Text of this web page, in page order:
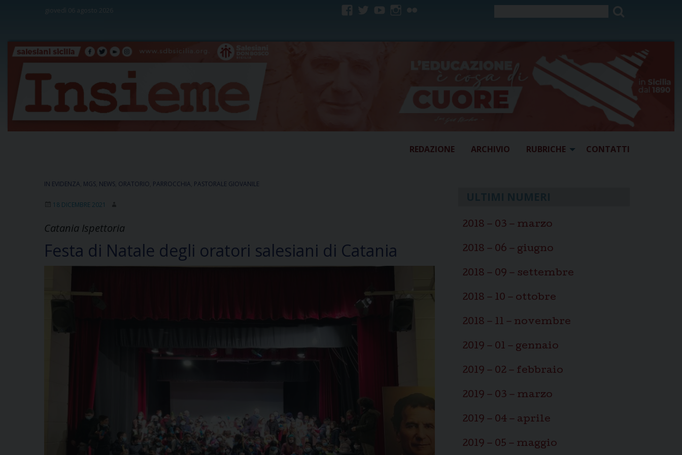
giovedì 06 agosto 2026
REDAZIONE ARCHIVIO RUBRICHE CONTATTI
IN EVIDENZA MGS NEWS ORATORIO PARROCCHIA PASTORALE GIOVANILE
18 DICEMBRE 2021
Catania Ispettoria
Festa di Natale degli oratori salesiani di Catania
2018 – 03 – marzo
2018 – 06 – giugno
2018 – 09 – settembre
2018 – 10 – ottobre
2018 – 11 – novembre
2019 – 01 – gennaio
2019 – 02 – febbraio
2019 – 03 – marzo
2019 – 04 – aprile
2019 – 05 – maggio